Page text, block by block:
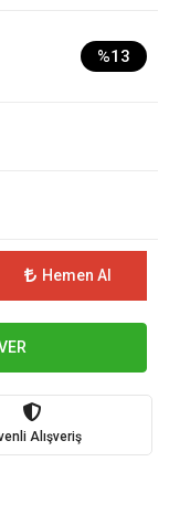
%13
Hemen Al
Alışveriş